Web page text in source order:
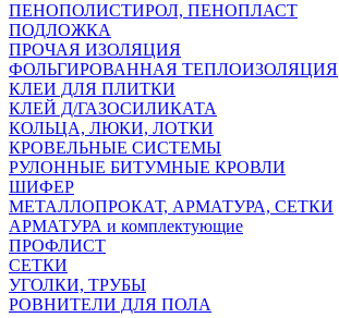
ПЕНОПОЛИСТИРОЛ, ПЕНОПЛАСТ
ПОДЛОЖКА
ПРОЧАЯ ИЗОЛЯЦИЯ
ФОЛЬГИРОВАННАЯ ТЕПЛОИЗОЛЯЦИЯ
КЛЕИ ДЛЯ ПЛИТКИ
КЛЕЙ Д/ГАЗОСИЛИКАТА
КОЛЬЦА, ЛЮКИ, ЛОТКИ
КРОВЕЛЬНЫЕ СИСТЕМЫ
РУЛОННЫЕ БИТУМНЫЕ КРОВЛИ
ШИФЕР
МЕТАЛЛОПРОКАТ, АРМАТУРА, СЕТКИ
АРМАТУРА и комплектующие
ПРОФЛИСТ
СЕТКИ
УГОЛКИ, ТРУБЫ
РОВНИТЕЛИ ДЛЯ ПОЛА